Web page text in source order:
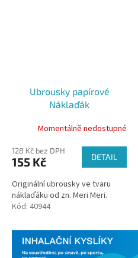
Ubrousky papírové
Náklaďák
Momentálně nedostupné
128 Kč bez DPH
155 Kč DETAIL
Originální ubrousky ve tvaru
náklaďáku od zn. Meri Meri.
Kód: 40944